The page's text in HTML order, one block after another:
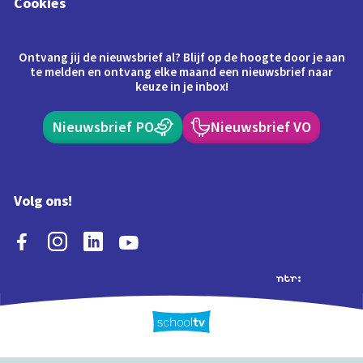
Ontvang jij de nieuwsbrief al? Blijf op de hoogte door je aan
te melden en ontvang elke maand een nieuwsbrief naar
keuze in je inbox!
Nieuwsbrief PO Nieuwsbrief VO
Volg ons!